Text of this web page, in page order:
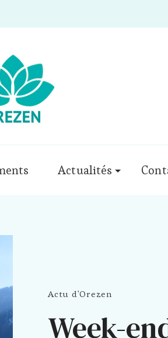
Actualités
Actu d'Orezen
Week-